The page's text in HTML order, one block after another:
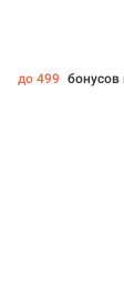
до 499 бонусов